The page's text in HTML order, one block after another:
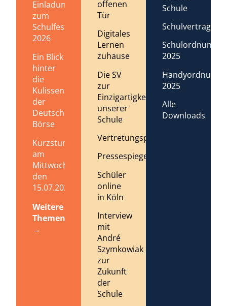
Einladung
zum
Schulfest
2026
Ein Blick
hinter
die
Kulissen
der
Deutschen
Börse
Kurzstundenregelung
am
Mittwoch,
den
15.07.2026
Weitere
Themen
→
offenen
Tür
Digitales
Lernen
zuhause
Die SV
zur
Einzigartigkeit
unserer
Schule
Vertretungsplan
Pressespiegel
Schüler
online
in Köln
Interview
mit
André
Szymkowiak
zur
Zukunft
der
Schule
Schule
Schulvertrag
Schulordnung
2025
Handyordnung
2025
Alle
Downloads